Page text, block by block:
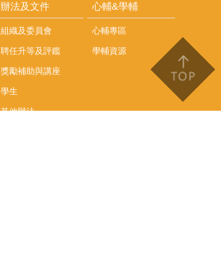
辦法及文件
組織及委員會
聘任升等及評鑑
獎勵補助與講座
學生
其他辦法
心輔&學輔
心輔專區
學輔資源